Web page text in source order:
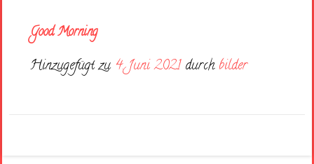
Good Morning
Hinzugefügt zu 4. Juni 2021 durch bilder